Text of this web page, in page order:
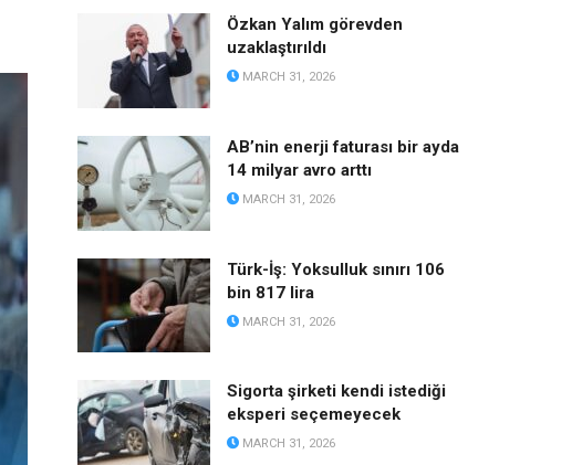
Özkan Yalım görevden
uzaklaştırıldı
MARCH 31, 2026
AB’nin enerji faturası bir ayda
14 milyar avro arttı
MARCH 31, 2026
Türk-İş: Yoksulluk sınırı 106
bin 817 lira
MARCH 31, 2026
Sigorta şirketi kendi istediği
eksperi seçemeyecek
MARCH 31, 2026